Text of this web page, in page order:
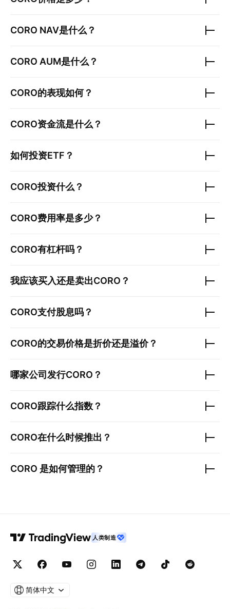
CORO NAV是什么？
CORO AUM是什么？
CORO的表现如何？
CORO资金流是什么？
如何投资ETF？
CORO投资什么？
CORO费用率是多少？
CORO有杠杆吗？
我应该买入还是卖出CORO ？
CORO支付股息吗？
CORO的交易价格是折价还是溢价？
哪家公司发行CORO ？
CORO跟踪什么指数？
CORO在什么时候推出？
CORO 是如何管理的？
人类制造
简体中文